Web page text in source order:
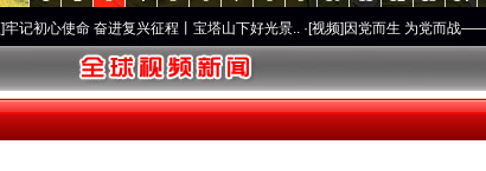
奋进复兴征程丨宝塔山下好光景..·[视频]因党而生 为党而战——百年“纪”事